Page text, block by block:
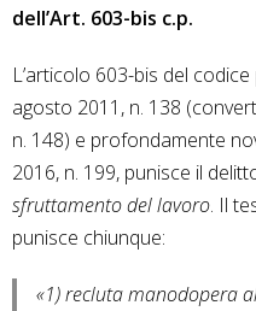
dell’Art. 603-bis c.p.
L’articolo 603-bis del
agosto 2011, n. 138
n. 148) e profondamente
2016, n. 199, punisce il
sfruttamento del lavoro. Il
punisce chiunque:
«1) recluta manodopera